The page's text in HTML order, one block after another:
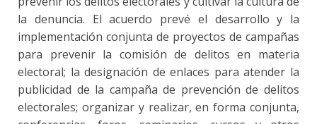
la denuncia. El acuerdo prevé el desarrollo y la
implementación conjunta de proyectos de campañas
para prevenir la comisión de delitos en materia
electoral; la designación de enlaces para atender la
publicidad de la campaña de prevención de delitos
electorales; organizar y realizar, en forma conjunta,